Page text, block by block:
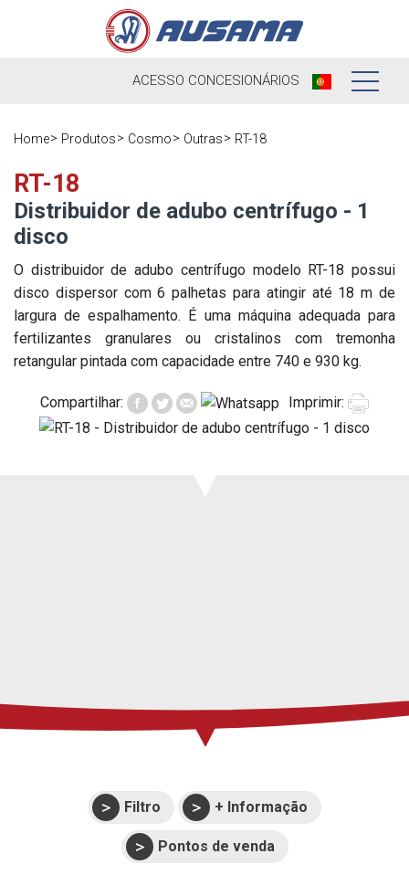
ACESSO CONCESIONÁRIOS
Nós
Ausama hoje
Marcas que
trabalhamos
Pesquisa de
satisfação
Concessionários
Pós-venda
Registre sua
máquina
Peças
Em direto
Imprensa
Home Produtos Cosmo Outras RT-18
RT-18
Distribuidor de adubo centrífugo - 1
disco
O distribuidor de adubo centrífugo modelo RT-18 possui
disco dispersor com 6 palhetas para atingir até 18 m de
largura de espalhamento. É uma máquina adequada para
fertilizantes granulares ou cristalinos com tremonha
retangular pintada com capacidade entre 740 e 930 kg.
Compartilhar: Imprimir:
Filtro + Informação
Pontos de venda